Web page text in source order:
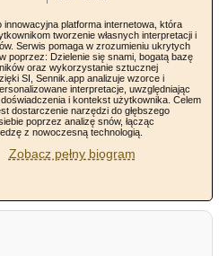
innowacyjna platforma internetowa, która
tworzenie własnych interpretacji i
Serwis pomaga w zrozumieniu ukrytych
poprzez: Dzielenie się snami, bogatą bazę
oraz wykorzystanie sztucznej
SI, Sennik.app analizuje wzorce i
interpretacje, uwzględniając
i kontekst użytkownika. Celem
dostarczenie narzędzi do głębszego
poprzez analizę snów, łącząc
z nowoczesną technologią.
Zobacz pełny biogram